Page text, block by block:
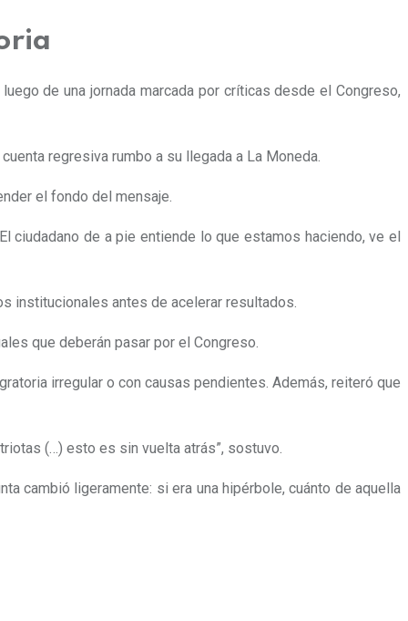
de una jornada marcada por críticas desde el Congreso,
regresiva rumbo a su llegada a La Moneda.
el fondo del mensaje.
ciudadano de a pie entiende lo que estamos haciendo, ve el
institucionales antes de acelerar resultados.
que deberán pasar por el Congreso.
irregular o con causas pendientes. Además, reiteró que
(…) esto es sin vuelta atrás”, sostuvo.
cambió ligeramente: si era una hipérbole, cuánto de aquella